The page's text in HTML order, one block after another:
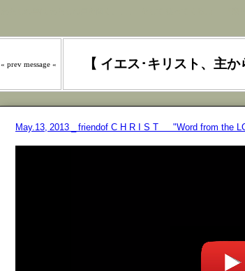
« prev message « 【 イエス･キリスト、主
May.13, 2013 _ friendof C H R I S T "Word from the